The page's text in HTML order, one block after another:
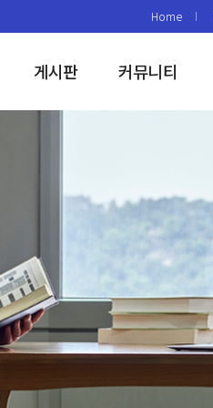
Home
게시판 커뮤니티